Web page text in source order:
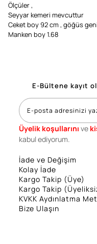
Ölçüler ,
Seyyar kemeri mevcuttur
Ceket boy 92 cm , göğüs
Manken boy 1.68
E-Bültene kayıt
Üyelik koşullarını ve
kabul ediyorum.
İade ve Değişim
Kolay İade
Kargo Takip (Üye)
Kargo Takip
KVKK Aydınlatma
Bize Ulaşın